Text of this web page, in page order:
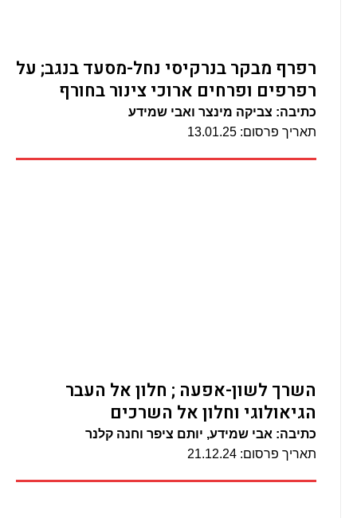
רפרף מבקר בנרקיסי נחל-מסעד בנגב; על
רפרפים ופרחים ארוכי צינור בחורף
כתיבה: צביקה מינצר ואבי שמידע
תאריך פרסום: 13.01.25
השרך לשון-אפעה ; חלון אל העבר
הגיאולוגי וחלון אל השרכים
כתיבה: אבי שמידע, יותם ציפר וחנה קלנר
תאריך פרסום: 21.12.24